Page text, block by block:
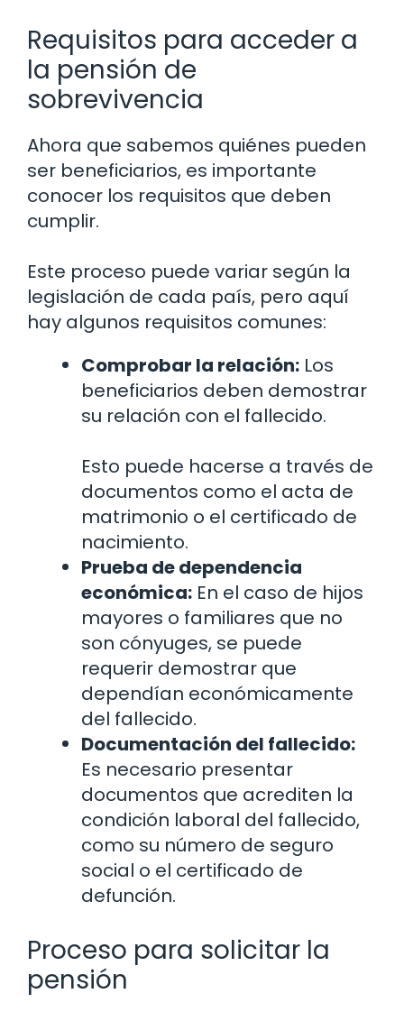
Requisitos para acceder a
la pensión de
sobrevivencia
Ahora que sabemos quiénes pueden
ser beneficiarios, es importante
conocer los requisitos que deben
cumplir.
Este proceso puede variar según la
legislación de cada país, pero aquí
hay algunos requisitos comunes:
Comprobar la relación: Los
beneficiarios deben demostrar
su relación con el fallecido.
Esto puede hacerse a través de
documentos como el acta de
matrimonio o el certificado de
nacimiento.
Prueba de dependencia
económica: En el caso de hijos
mayores o familiares que no
son cónyuges, se puede
requerir demostrar que
dependían económicamente
del fallecido.
Documentación del fallecido:
Es necesario presentar
documentos que acrediten la
condición laboral del fallecido,
como su número de seguro
social o el certificado de
defunción.
Proceso para solicitar la
pensión